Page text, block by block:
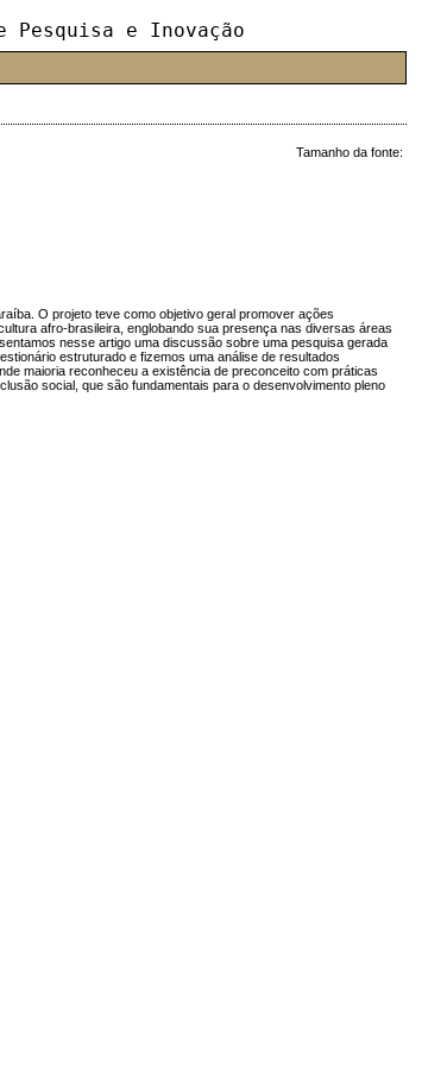
Pesquisa e Inovação
Tamanho da fonte:
O projeto teve como objetivo geral promover ações
afro-brasileira, englobando sua presença nas diversas áreas
nesse artigo uma discussão sobre uma pesquisa gerada
estruturado e fizemos uma análise de resultados
maioria reconheceu a existência de preconceito com práticas
social, que são fundamentais para o desenvolvimento pleno